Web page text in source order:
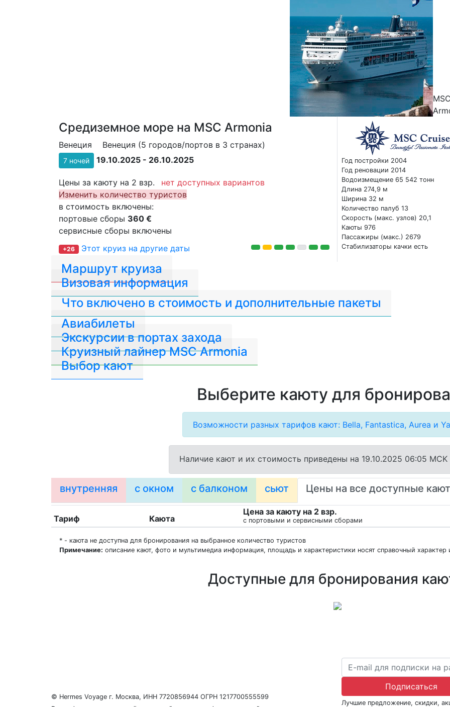
MSC
Средиземное море на MSC Armonia
Венеция Венеция (5 городов/портов в 3 странах)
7 ночей 19.10.2025 - 26.10.2025
Цены за каюту на 2 взр.
нет доступных вариантов
Изменить количество туристов
в стоимость включены:
портовые сборы 360 €
сервисные сборы включены
+26 Этот круиз на другие даты
Год постройки 2004
Год реновации 2014
Водоизмещение 65 542 тонн
Длина 274,9 м
Ширина 32 м
Количество палуб 13
Скорость (макс. узлов) 20,1
Каюты 976
Пассажиры (макс.) 2679
Стабилизаторы качки есть
Маршрут круиза
Визовая информация
Авиабилеты
Что включено в стоимость и дополнительные пакеты
Экскурсии в портах захода
Круизный лайнер MSC Armonia
Выбор кают
Выберите каюту для
Возможности разных тарифов кают: Bella, Fantastica, Aurea и
Наличие кают и их стоимость приведены на 19.10.2025 06:05 MCK
внутренняя с окном с балконом сьют Цены на все доступные
Тариф Каюта
Цена за каюту на 2 взр.
с портовыми и сервисными сборами
* - каюта не доступна для бронирования на выбранное количество туристов
Примечание: описание кают, фото и мультимедиа информация, площадь и характеристики носят справочный характер
Доступные для бронирования
© Hermes Voyage г. Москва, ИНН 7720856944 ОГРН 1217700555599
Подписаться
Лучшие предложение, скидки,